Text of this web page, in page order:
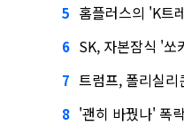
5 홈플러스의 'K트레
6 SK, 자본잠식 '쏘
7 트럼프, 폴리실리콘
8 '괜히 바꿨나' 폭락장이